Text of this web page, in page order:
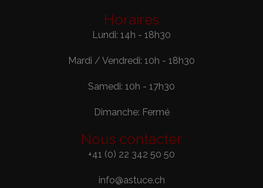
Horaires
Lundi: 14h - 18h30
Mardi / Vendredi: 10h - 18h30
Samedi: 10h - 17h30
Dimanche: Fermé
Nous contacter
+41 (0) 22 342 50 50
info@astuce.ch